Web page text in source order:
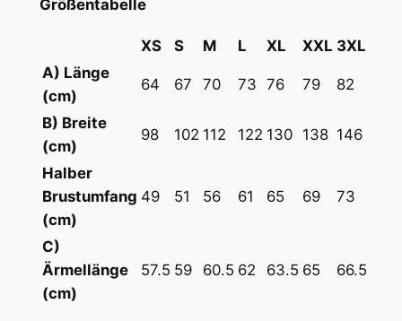
o
e
D
e
e
p
B
a
c
Größentabelle
XS S M L XL XXL 3XL
A) Länge
(cm)
64 67 70 73 76 79 82
B) Breite
(cm)
98 102 112 122 130 138 146
Halber
Brustumfang
(cm)
49 51 56 61 65 69 73
C)
Ärmellänge
(cm)
57.5 59 60.5 62 63.5 65 66.5